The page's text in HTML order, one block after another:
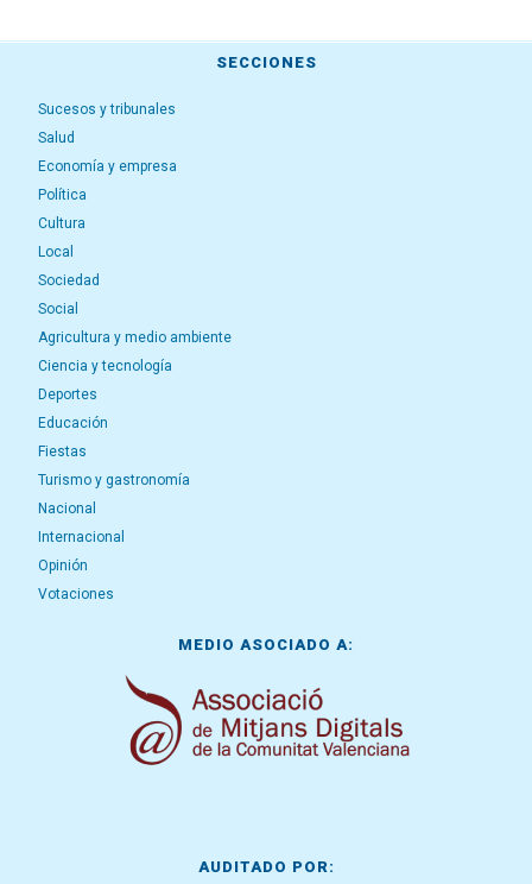
SECCIONES
Sucesos y tribunales
Salud
Economía y empresa
Política
Cultura
Local
Sociedad
Social
Agricultura y medio ambiente
Ciencia y tecnología
Deportes
Educación
Fiestas
Turismo y gastronomía
Nacional
Internacional
Opinión
Votaciones
MEDIO ASOCIADO A:
AUDITADO POR: